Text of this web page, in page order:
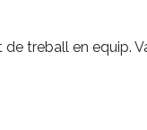
treball en equip.